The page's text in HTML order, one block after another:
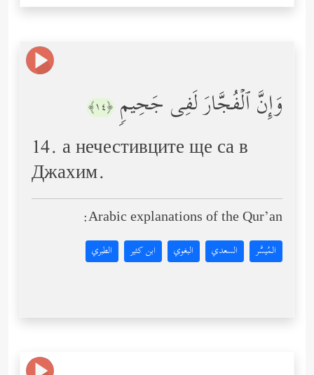
وَإِنَّ ٱلۡفُجَّارَ لَفِی جَحِیمࣲ ﴿١٤﴾
14. а нечестивците ще са в
Джахим.
Arabic explanations of the Qur’an:
المُيسَّر السعدي البغوي ابن كثير الطبري